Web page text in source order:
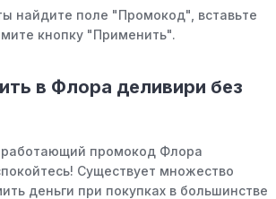
найдите поле "Промокод", вставьте
кнопку "Применить".
в Флора деливири без
промокод Флора
Существует множество
деньги при покупках в большинстве